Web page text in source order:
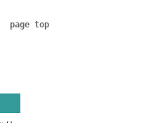
page top